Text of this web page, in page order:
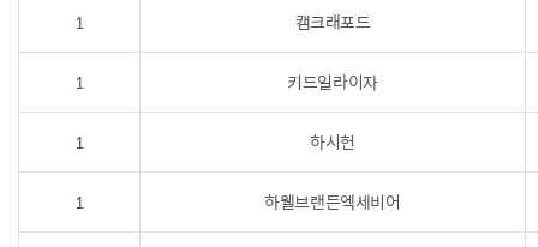
1 캠크래포드
1 키드일라이자
1 하시헌
1 하웰브랜든엑세비어